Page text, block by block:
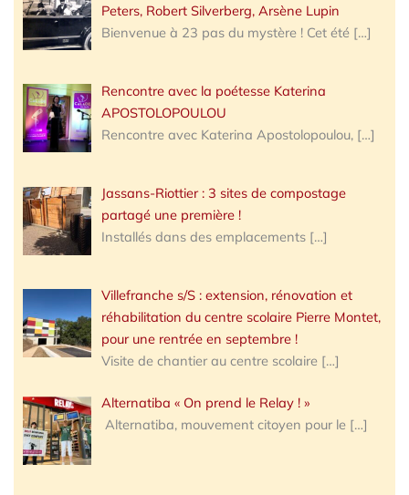
Peters, Robert Silverberg, Arsène Lupin
Bienvenue à 23 pas du mystère ! Cet été […]
Rencontre avec la poétesse Katerina
APOSTOLOPOULOU
Rencontre avec Katerina Apostolopoulou, […]
Jassans-Riottier : 3 sites de compostage
partagé une première !
Installés dans des emplacements […]
Villefranche s/S : extension, rénovation et
réhabilitation du centre scolaire Pierre Montet,
pour une rentrée en septembre !
Visite de chantier au centre scolaire […]
Alternatiba « On prend le Relay ! »
Alternatiba, mouvement citoyen pour le […]